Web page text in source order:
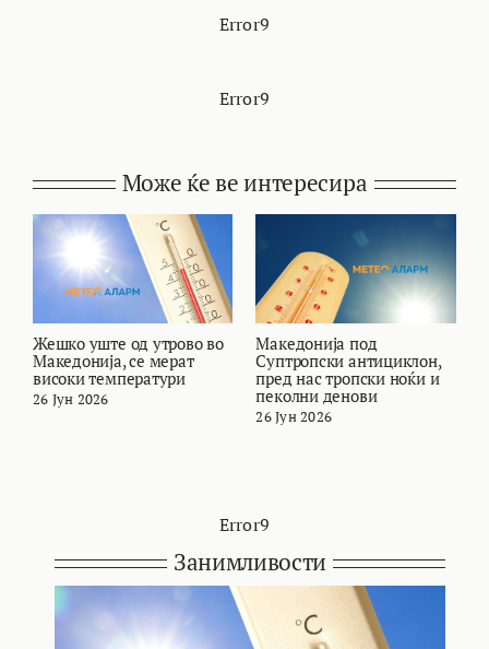
Error9
Error9
Може ќе ве интересира
Жешко уште од утрово во
Македонија, се мерат
високи температури
26 Јун 2026
Македонија под
Суптропски антициклон,
пред нас тропски ноќи и
пеколни денови
26 Јун 2026
Error9
Занимливости